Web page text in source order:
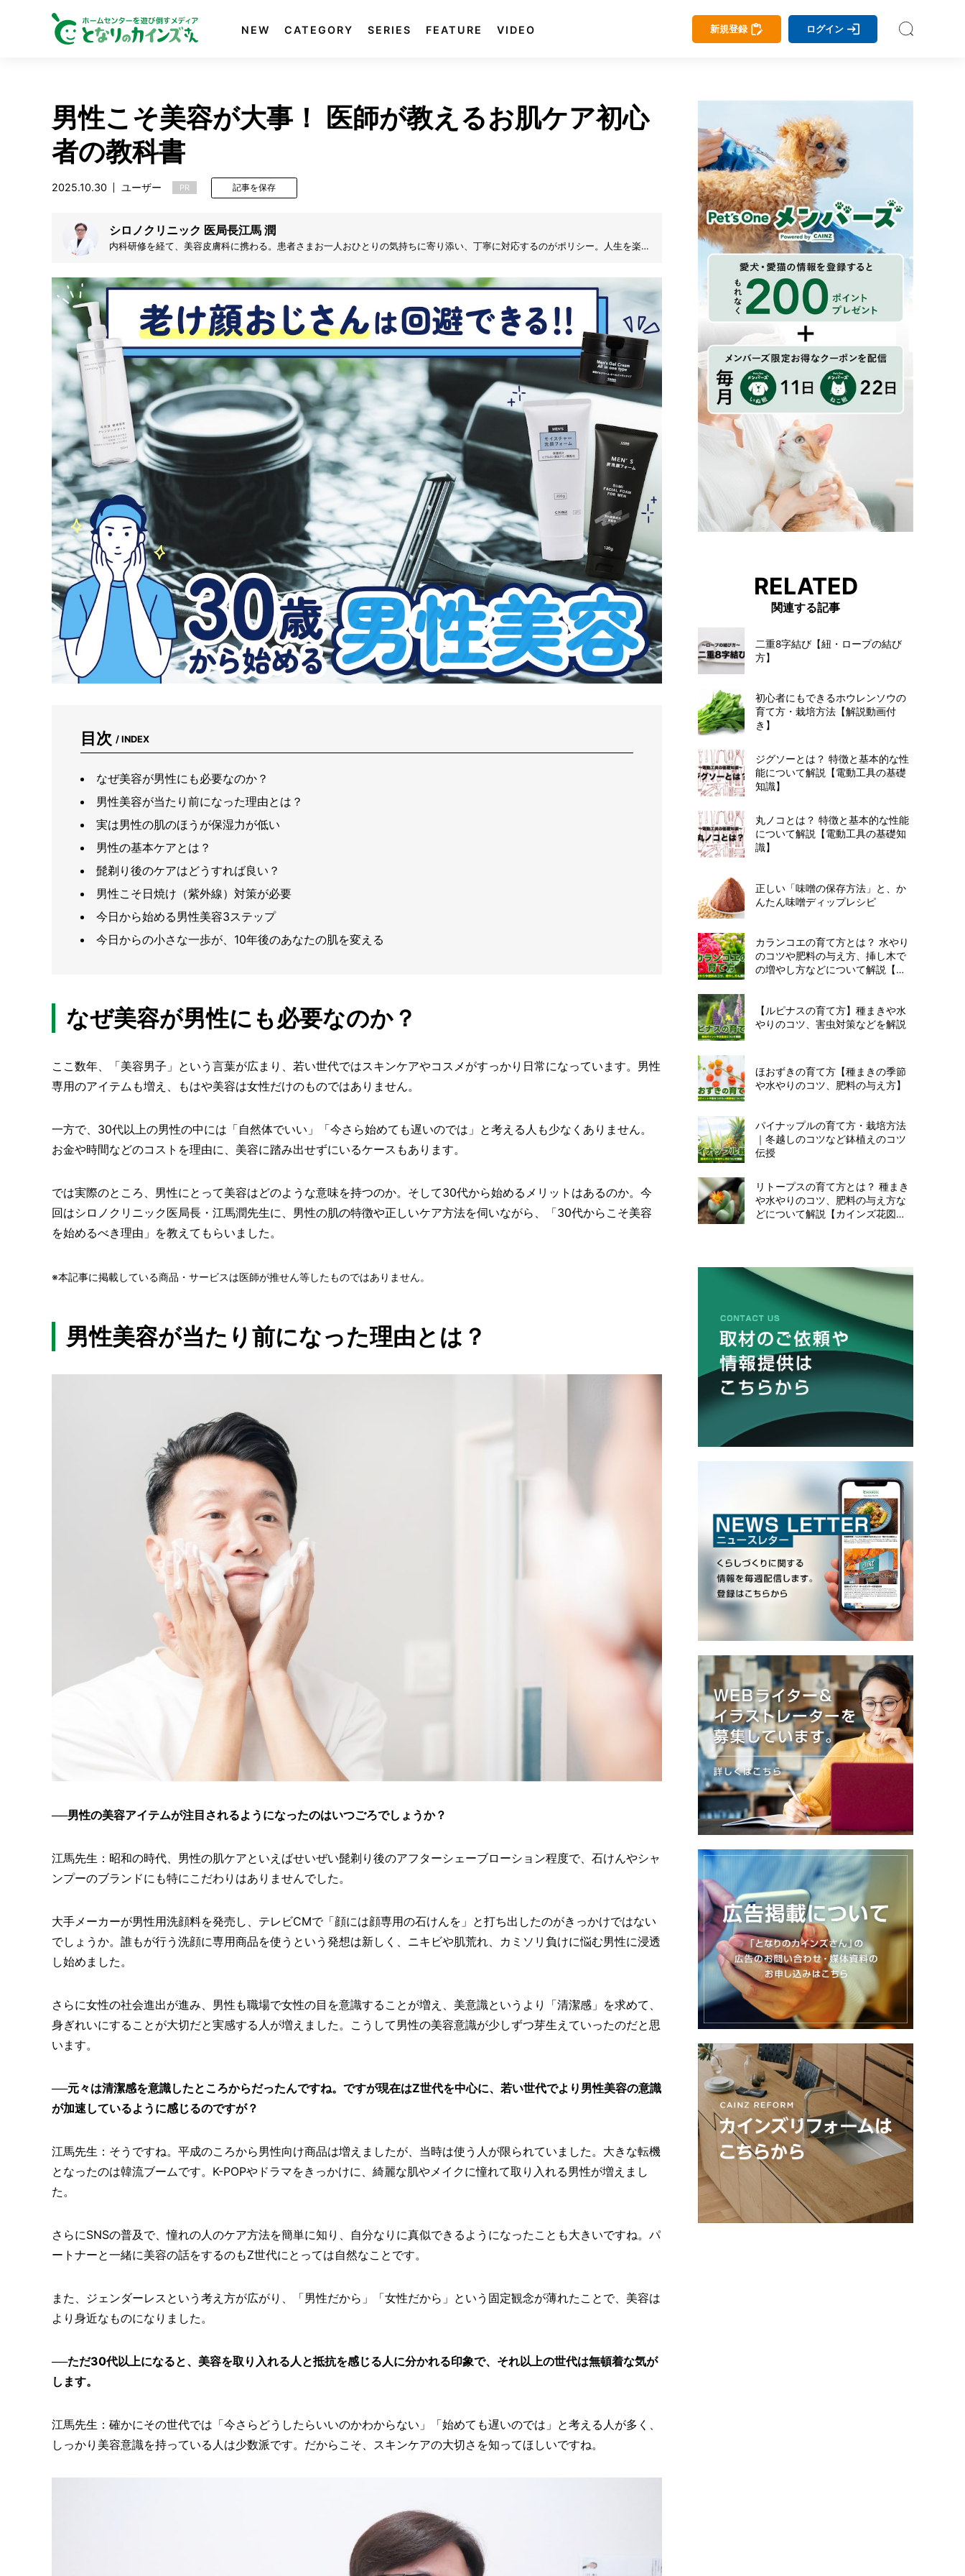
NEW CATEGORY SERIES FEATURE VIDEO 新規登録 ログイン
男性こそ美容が大事！ 医師が教えるお肌ケア初心
者の教科書
2025.10.30 ユーザー PR 記事を保存
シロノクリニック 医局長江馬 潤
内科研修を経て、美容皮膚科に携わる。患者さまお一人おひとりの気持ちに寄り添い、丁寧に対応するのがポリシー。人生を楽し
目次 / INDEX
なぜ美容が男性にも必要なのか？
男性美容が当たり前になった理由とは？
実は男性の肌のほうが保湿力が低い
男性の基本ケアとは？
髭剃り後のケアはどうすれば良い？
男性こそ日焼け（紫外線）対策が必要
今日から始める男性美容3ステップ
今日からの小さな一歩が、10年後のあなたの肌を変える
なぜ美容が男性にも必要なのか？
ここ数年、「美容男子」という言葉が広まり、若い世代ではスキンケアやコスメがすっかり日常になっています。男性
専用のアイテムも増え、もはや美容は女性だけのものではありません。
一方で、30代以上の男性の中には「自然体でいい」「今さら始めても遅いのでは」と考える人も少なくありません。
お金や時間などのコストを理由に、美容に踏み出せずにいるケースもあります。
では実際のところ、男性にとって美容はどのような意味を持つのか。そして30代から始めるメリットはあるのか。今
回はシロノクリニック医局長・江馬潤先生に、男性の肌の特徴や正しいケア方法を伺いながら、「30代からこそ美容
を始めるべき理由」を教えてもらいました。
※本記事に掲載している商品・サービスは医師が推せん等したものではありません。
男性美容が当たり前になった理由とは？
──男性の美容アイテムが注目されるようになったのはいつごろでしょうか？
江馬先生：昭和の時代、男性の肌ケアといえばせいぜい髭剃り後のアフターシェーブローション程度で、石けんやシャ
ンプーのブランドにも特にこだわりはありませんでした。
大手メーカーが男性用洗顔料を発売し、テレビCMで「顔には顔専用の石けんを」と打ち出したのがきっかけではない
でしょうか。誰もが行う洗顔に専用商品を使うという発想は新しく、ニキビや肌荒れ、カミソリ負けに悩む男性に浸透
し始めました。
さらに女性の社会進出が進み、男性も職場で女性の目を意識することが増え、美意識というより「清潔感」を求めて、
身ぎれいにすることが大切だと実感する人が増えました。こうして男性の美容意識が少しずつ芽生えていったのだと思
います。
──元々は清潔感を意識したところからだったんですね。ですが現在はZ世代を中心に、若い世代でより男性美容の意識
が加速しているように感じるのですが？
江馬先生：そうですね。平成のころから男性向け商品は増えましたが、当時は使う人が限られていました。大きな転機
となったのは韓流ブームです。K-POPやドラマをきっかけに、綺麗な肌やメイクに憧れて取り入れる男性が増えまし
た。
さらにSNSの普及で、憧れの人のケア方法を簡単に知り、自分なりに真似できるようになったことも大きいですね。パ
ートナーと一緒に美容の話をするのもZ世代にとっては自然なことです。
また、ジェンダーレスという考え方が広がり、「男性だから」「女性だから」という固定観念が薄れたことで、美容は
より身近なものになりました。
──ただ30代以上になると、美容を取り入れる人と抵抗を感じる人に分かれる印象で、それ以上の世代は無頓着な気が
します。
江馬先生：確かにその世代では「今さらどうしたらいいのかわからない」「始めても遅いのでは」と考える人が多く、
しっかり美容意識を持っている人は少数派です。だからこそ、スキンケアの大切さを知ってほしいですね。
RELATED
関連する記事
二重8字結び【紐・ロープの結び
方】
初心者にもできるホウレンソウの
育て方・栽培方法【解説動画付
き】
ジグソーとは？ 特徴と基本的な性
能について解説【電動工具の基礎
知識】
丸ノコとは？ 特徴と基本的な性能
について解説【電動工具の基礎知
識】
正しい「味噌の保存方法」と、か
んたん味噌ディップレシピ
カランコエの育て方とは？ 水やり
のコツや肥料の与え方、挿し木で
の増やし方などについて解説【カ
【ルピナスの育て方】種まきや水
やりのコツ、害虫対策などを解説
ほおずきの育て方【種まきの季節
や水やりのコツ、肥料の与え方】
パイナップルの育て方・栽培方法
｜冬越しのコツなど鉢植えのコツ
伝授
リトープスの育て方とは？ 種まき
や水やりのコツ、肥料の与え方な
どについて解説【カインズ花図